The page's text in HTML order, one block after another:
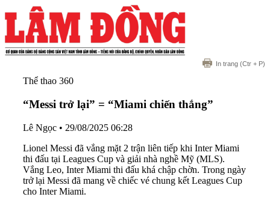
In trang (Ctr + P)
Thể thao 360
“Messi trở lại” = “Miami chiến thắng”
Lê Ngọc • 29/08/2025 06:28
Lionel Messi đã vắng mặt 2 trận liên tiếp khi Inter Miami
thi đấu tại Leagues Cup và giải nhà nghề Mỹ (MLS).
Vắng Leo, Inter Miami thi đấu khá chập chờn. Trong ngày
trở lại Messi đã mang về chiếc vé chung kết Leagues Cup
cho Inter Miami.